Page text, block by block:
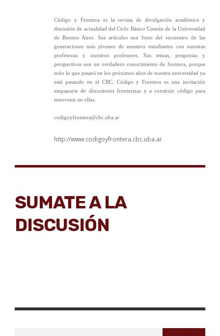
Código y Frontera es la revista de divulgación académica y
discusión de actualidad del Ciclo Básico Común de la Universidad
de Buenos Aires. Sus artículos son fruto del encuentro de las
generaciones más jóvenes de nuestros estudiantes con nuestras
profesoras y nuestros profesores. Sus temas, preguntas y
perspectivas son un verdadero conocimiento de frontera, porque
todo lo que pasará en los próximos años de nuestra universidad ya
está pasando en el CBC. Código y Frontera es una invitación
empaparse de discusiones fronterizas y a construir código para
intervenir en ellas.
codigoyfrontera@cbc.uba.ar
http://www.codigoyfrontera.cbc.uba.ar
SUMATE A LA
DISCUSIÓN